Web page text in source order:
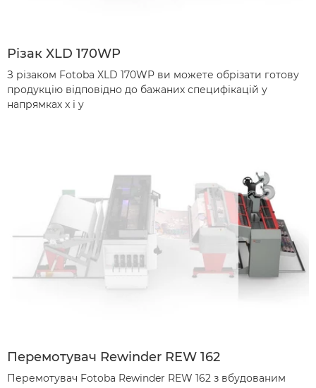
Різак XLD 170WP
З різаком Fotoba XLD 170WP ви можете обрізати готову
продукцію відповідно до бажаних специфікацій у
напрямках x і y
Перемотувач Rewinder REW 162
Перемотувач Fotoba Rewinder REW 162 з вбудованим